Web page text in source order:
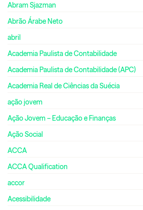
Abram Sjazman
Abrão Árabe Neto
abril
Academia Paulista de Contabilidade
Academia Paulista de Contabilidade (APC)
Academia Real de Ciências da Suécia
ação jovem
Ação Jovem – Educação e Finanças
Ação Social
ACCA
ACCA Qualification
accor
Acessibilidade